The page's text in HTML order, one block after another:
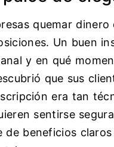
quemar
Un buen
y en qué
que sus
era tan
sentirse
de beneficios